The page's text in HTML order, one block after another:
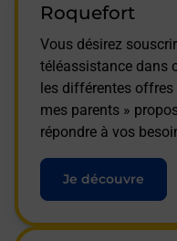
Roquefort
Vous désirez
téléassistance dans
les différentes offres
mes parents »
répondre à vos
Je découvre